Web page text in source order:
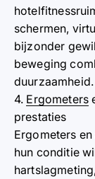
schermen,
bijzonder
beweging
duurzaamheid.
4. Ergometers
prestaties
Ergometers
hun conditie